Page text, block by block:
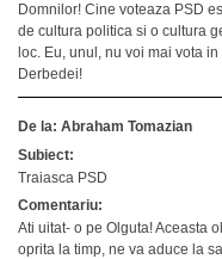
Domnilor! Cine voteaza PSD
de cultura politica si o cultura
loc. Eu, unul, nu voi mai vota
Derbedei!
De la: Abraham Tomazian
Subiect:
Traiasca PSD
Comentariu:
Ati uitat- o pe Olguta! Aceasta
oprita la timp, ne va aduce la